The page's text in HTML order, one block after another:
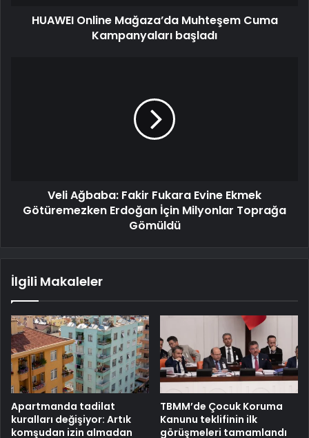
HUAWEI Online Mağaza’da Muhteşem Cuma
Kampanyaları başladı
Veli Ağbaba: Fakir Fukara Evine Ekmek
Götüremezken Erdoğan İçin Milyonlar Toprağa
Gömüldü
İlgili Makaleler
Apartmanda tadilat
kuralları değişiyor: Artık
komşudan izin almadan
TBMM’de Çocuk Koruma
Kanunu teklifinin ilk
görüşmeleri tamamlandı